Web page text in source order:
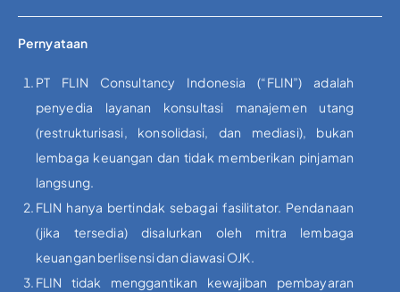
Pernyataan
PT FLIN Consultancy Indonesia (“FLIN”) adalah
penyedia layanan konsultasi manajemen utang
(restrukturisasi, konsolidasi, dan mediasi), bukan
lembaga keuangan dan tidak memberikan pinjaman
langsung.
FLIN hanya bertindak sebagai fasilitator. Pendanaan
(jika tersedia) disalurkan oleh mitra lembaga
keuangan berlisensi dan diawasi OJK.
FLIN tidak menggantikan kewajiban pembayaran